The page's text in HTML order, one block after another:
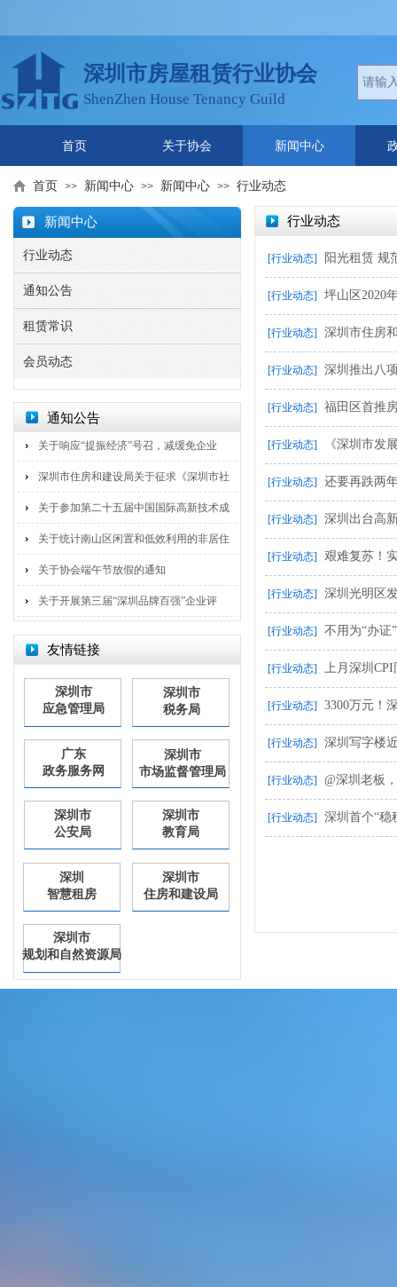
ShenZhen House Tenancy Guild
首页 关于协会 新闻中心
深圳市房屋租赁行业协会
首页 >> 新闻中心 >> 新闻中心 >> 行业动态
新闻中心
广东
政务服务网
深圳市
市场监督管理局
通知公告
关于响应“提振经济”号召，减缓免企业
深圳市住房和建设局关于征求《深圳市社
关于参加第二十五届中国国际高新技术成
关于统计南山区闲置和低效利用的非居住
关于协会端午节放假的通知
关于开展第三届“深圳品牌百强”企业评
行业动态
通知公告
租赁常识
会员动态
友情链接
深圳市
税务局
深圳市
教育局
深圳市
应急管理局
深圳市
住房和建设局
深圳市
规划和自然资源局
深圳市
公安局
深圳
智慧租房
行业动态
[行业动态] 阳光租赁 规
[行业动态] 坪山区2020
[行业动态] 深圳市住房
[行业动态] 深圳推出八
[行业动态] 福田区首推
[行业动态] 《深圳市发
[行业动态] 还要再跌两
[行业动态] 深圳出台高
[行业动态] 艰难复苏！
[行业动态] 深圳光明区
[行业动态] 不用为“办证
[行业动态] 上月深圳
[行业动态] 3300万元！
[行业动态] 深圳写字楼
[行业动态] @深圳老板
[行业动态] 深圳首个“稳